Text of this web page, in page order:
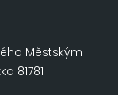
Městským
81781